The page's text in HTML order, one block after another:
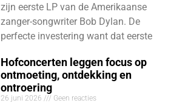
zijn eerste LP van de Amerikaanse
zanger-songwriter Bob Dylan. De
perfecte investering want dat eerste
Hofconcerten leggen focus op
ontmoeting, ontdekking en
ontroering
26 juni 2026 Geen reacties